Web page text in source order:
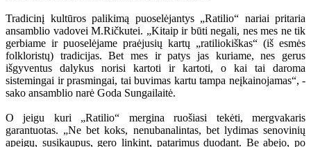
Tradicinį kultūros palikimą puoselėjantys „Ratilio“ nariai pritaria
ansamblio vadovei M.Ričkutei. „Kitaip ir būti negali, nes mes ne tik
gerbiame ir puoselėjame praėjusių kartų „ratiliokiškas“ (iš esmės
folkloristų) tradicijas. Bet mes ir patys jas kuriame, nes gerus
išgyventus dalykus norisi kartoti ir kartoti, o kai tai daroma
sistemingai ir prasmingai, tai buvimas kartu tampa neįkainojamas“, -
sako ansamblio narė Goda Sungailaitė.
O jeigu kuri „Ratilio“ mergina ruošiasi tekėti, mergvakaris
garantuotas. „Ne bet koks, nenubanalintas, bet lydimas senovinių
apeigų, susikaupus, gero linkint, patarimus duodant. Be abejo, po